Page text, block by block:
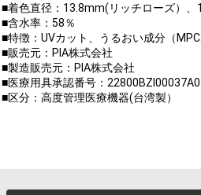
■着色直径：13.8mm(リッチローズ）、
■含水率：58％
■特徴：UVカット、うるおい成分（
■販売元：PIA株式会社
■製造販売元：PIA株式会社
■医療用具承認番号：
■区分：高度管理医療機器(台湾製）